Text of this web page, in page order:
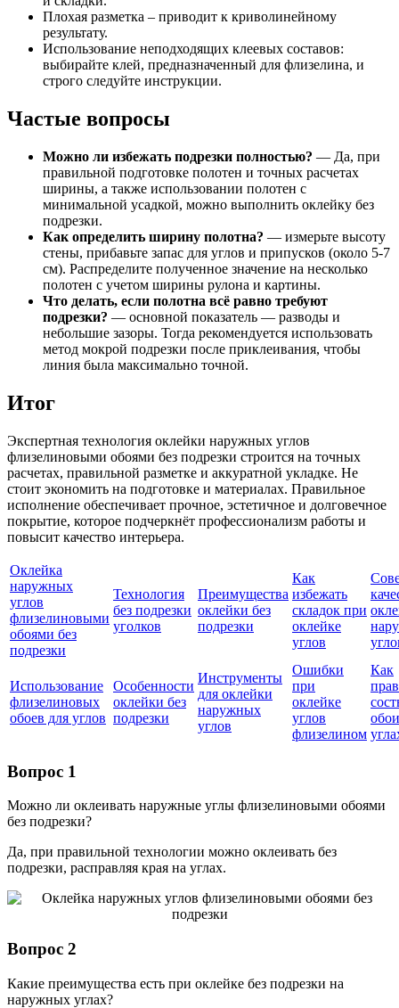
Плохая разметка – приводит к криволинейному
результату.
Использование неподходящих клеевых составов:
выбирайте клей, предназначенный для флизелина, и
строго следуйте инструкции.
Частые вопросы
Можно ли избежать подрезки полностью? — Да, при
правильной подготовке полотен и точных расчетах
ширины, а также использовании полотен с
минимальной усадкой, можно выполнить оклейку без
подрезки.
Как определить ширину полотна? — измерьте высоту
стены, прибавьте запас для углов и припусков (около 5-7
см). Распределите полученное значение на несколько
полотен с учетом ширины рулона и картины.
Что делать, если полотна всё равно требуют
подрезки? — основной показатель — разводы и
небольшие зазоры. Тогда рекомендуется использовать
метод мокрой подрезки после приклеивания, чтобы
линия была максимально точной.
Итог
Экспертная технология оклейки наружных углов
флизелиновыми обоями без подрезки строится на точных
расчетах, правильной разметке и аккуратной укладке. Не
стоит экономить на подготовке и материалах. Правильное
исполнение обеспечивает прочное, эстетичное и долговечное
покрытие, которое подчеркнёт профессионализм работы и
повысит качество интерьера.
Оклейка
наружных
углов
флизелиновыми
обоями без
подрезки
Технология
без подрезки
уголков
Преимущества
оклейки без
подрезки
Как
избежать
складок при
оклейке
углов
Использование
флизелиновых
обоев для углов
Особенности
оклейки без
подрезки
Инструменты
для оклейки
наружных
углов
Ошибки
при
оклейке
углов
флизелином
Как
Вопрос 1
Можно ли оклеивать наружные углы флизелиновыми обоями
без подрезки?
Да, при правильной технологии можно оклеивать без
подрезки, расправляя края на углах.
Вопрос 2
Какие преимущества есть при оклейке без подрезки на
наружных углах?